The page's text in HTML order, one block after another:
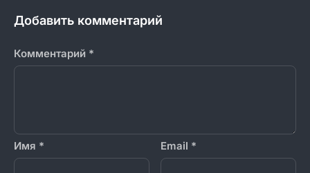
Добавить комментарий
Комментарий *
Имя * Email *